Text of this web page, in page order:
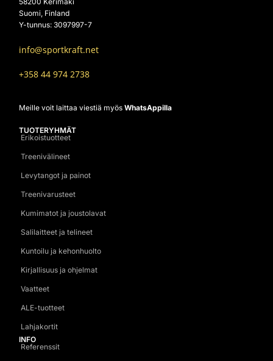
Suomi, Finland
Y-tunnus: 3097997-7
info@sportkraft.net
+358 44 974 2738
Meille voit laittaa viestiä myös WhatsAppilla
TUOTERYHMÄT
Erikoistuotteet
Treenivälineet
Levytangot ja painot
Treenivarusteet
Kumimatot ja joustolavat
Salilaitteet ja telineet
Kuntoilu ja kehonhuolto
Kirjallisuus ja ohjelmat
Vaatteet
ALE-tuotteet
Lahjakortit
INFO
Referenssit